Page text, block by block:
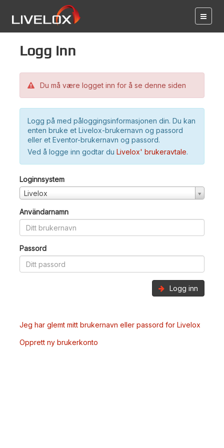
Logg inn
Du må være logget inn for å se denne siden
Logg på med påloggingsinformasjonen din. Du kan
enten bruke et Livelox-brukernavn og passord
eller et Eventor-brukernavn og passord.
Ved å logge inn godtar du Livelox' brukeravtale.
Loginnsystem
Livelox
Användarnamn
Passord
Logg inn
Jeg har glemt mitt brukernavn eller passord for Livelox
Opprett ny brukerkonto